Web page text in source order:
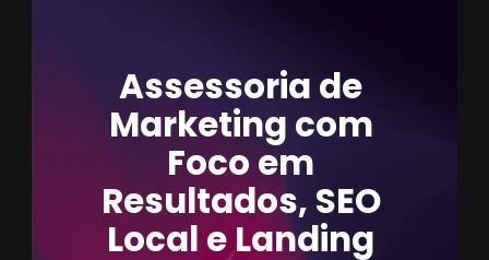
Estamos online, fale com a gente
Assessoria de
Marketing com
Foco em
Resultados, SEO
Local e Landing